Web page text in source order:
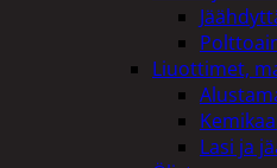
Liuottimet,
Lasi ja